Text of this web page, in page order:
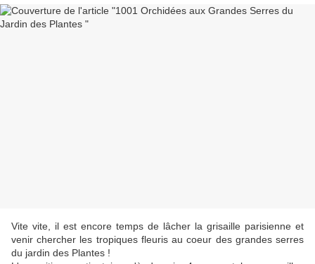
Vite vite, il est encore temps de lâcher la grisaille parisienne et
venir chercher les tropiques fleuris au coeur des grandes serres
du jardin des Plantes !